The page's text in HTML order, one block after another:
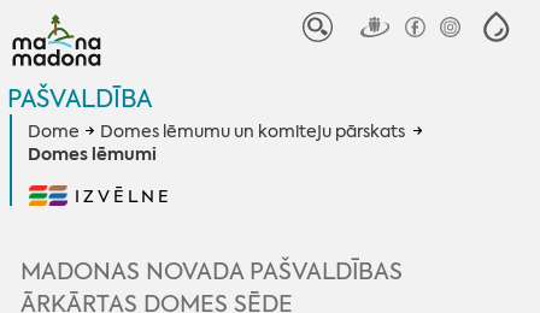
PAŠVALDĪBA
Dome Domes lēmumu un komiteju pārskats
Domes lēmumi
IZVĒLNE
MADONAS NOVADA PAŠVALDĪBAS
ĀRKĀRTAS DOMES SĒDE